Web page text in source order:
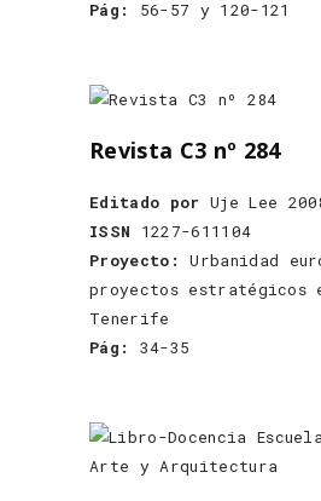
Pág:
56-57 y 120-121
Revista C3 nº 284
Editado por Uje Lee
ISSN 1227-611104
Proyecto:
Urbanidad
proyectos estratégicos
Tenerife
Pág:
34-35